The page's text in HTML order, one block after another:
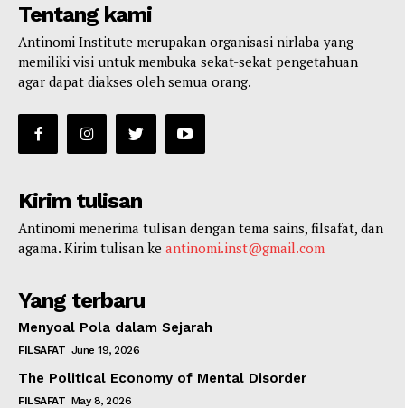
Tentang kami
Antinomi Institute merupakan organisasi nirlaba yang
memiliki visi untuk membuka sekat-sekat pengetahuan
agar dapat diakses oleh semua orang.
Kirim tulisan
Antinomi menerima tulisan dengan tema sains, filsafat, dan
agama. Kirim tulisan ke antinomi.inst@gmail.com
Yang terbaru
Menyoal Pola dalam Sejarah
FILSAFAT June 19, 2026
The Political Economy of Mental Disorder
FILSAFAT May 8, 2026